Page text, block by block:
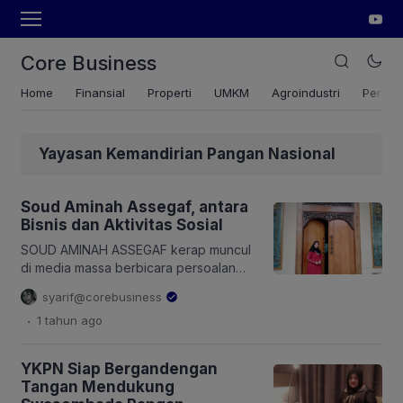
Core Business
Home Finansial Properti UMKM Agroindustri
Yayasan Kemandirian Pangan Nasional
Soud Aminah Assegaf, antara
Bisnis dan Aktivitas Sosial
SOUD AMINAH ASSEGAF kerap muncul
di media massa berbicara persoalan
sektor pertanian di Indonesia, baik dari
hulu hingga hilir. Konteks ini selain
dirinya ekspert di bidang pertanian
Nusantara (YKPN). Di balik
kesibukannya mengurus berbagai hal
syarif@corebusiness
. 1 tahun ago
YKPN Siap Bergandengan
Tangan Mendukung